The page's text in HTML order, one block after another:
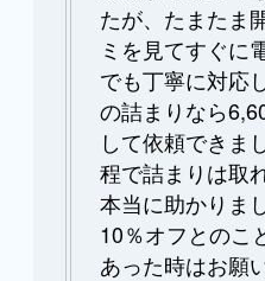
たが、たまたま
ミを見てすぐに
でも丁寧に対応
の詰まりなら
して依頼できま
程で詰まりは取
本当に助かりま
10％オフとのこ
あった時はお願